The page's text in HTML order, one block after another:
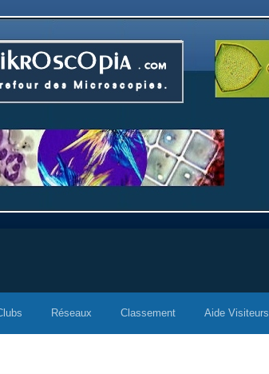
Réseaux Classement Aide Visiteurs